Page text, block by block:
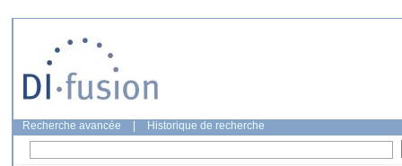
Recherche avancée Historique de recherche